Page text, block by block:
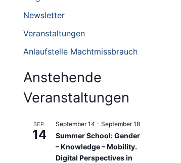
c
h
:
Newsletter
Veranstaltungen
Anlaufstelle Machtmissbrauch
Anstehende
Veranstaltungen
SEP.
14
September 14 - September 18
Summer School: Gender
– Knowledge – Mobility.
Digital Perspectives in